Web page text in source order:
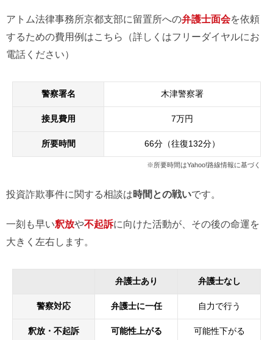
アトム法律事務所京都支部に留置所への弁護士面会を依頼
するための費用例はこちら（詳しくはフリーダイヤルにお
電話ください）
警察署名 木津警察署
接見費用 7万円
所要時間 66分（往復132分）
※所要時間はYahoo!路線情報に基づく
投資詐欺事件に関する相談は時間との戦いです。
一刻も早い釈放や不起訴に向けた活動が、その後の命運を
大きく左右します。
弁護士あり 弁護士なし
警察対応 弁護士に一任 自力で行う
釈放・不起訴 可能性上がる 可能性下がる